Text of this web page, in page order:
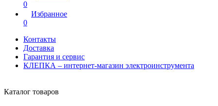
0
Избранное
0
Контакты
Доставка
Гарантия и сервис
КЛЕПКА – интернет-магазин электроинструмента
Каталог товаров